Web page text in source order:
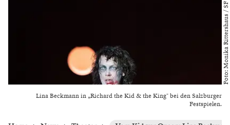
Lina Beckmann in „Richard the Kid & the King" bei den Salzburger
Festspielen.
Foto: Monika Rittershaus / SF